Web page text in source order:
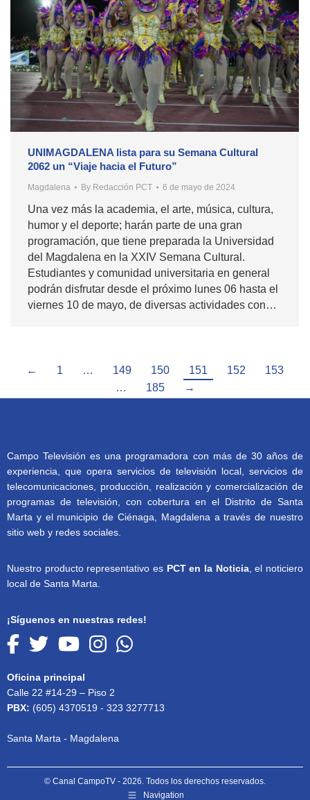
UNIMAGDALENA lista para su Semana Cultural
2062 un “Viaje hacia el Futuro”
Magdalena By Redacción PCT 6 de mayo de 2024
Una vez más la academia, el arte, música, cultura,
humor y el deporte; harán parte de una gran
programación, que tiene preparada la Universidad
del Magdalena en la XXIV Semana Cultural.
Estudiantes y comunidad universitaria en general
podrán disfrutar desde el próximo lunes 06 hasta el
viernes 10 de mayo, de diversas actividades con…
← 1 … 149 150 151 152
153
…
185 →
Campo Televisión es una programadora con más de 30 años de
experiencia, que opera servicios de televisión local, servicios de
telecomunicaciones, producción, realización y comercialización de
programas de televisión, con cobertura en el Distrito de Santa
Marta y el municipio de Ciénaga, Magdalena a través de nuestro
sitio web y redes sociales.
Nuestro producto representativo es PCT en la Noticia, el noticiero
local de Santa Marta.
¡Síguenos en nuestras redes!
Oficina principal
Calle 22 #14-29 – Piso 2
PBX: (605) 4370519 - 323 3277713
Santa Marta - Magdalena
© Canal CampoTV - 2026. Todos los derechos reservados.
Navigation